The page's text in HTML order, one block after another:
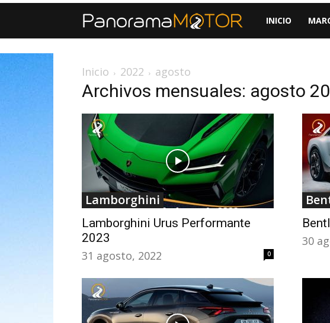
INICIO
Inicio 2022 agosto
Archivos mensuales: agosto
Lamborghini
Lamborghini Urus Performante
2023
31 agosto, 2022
0
30